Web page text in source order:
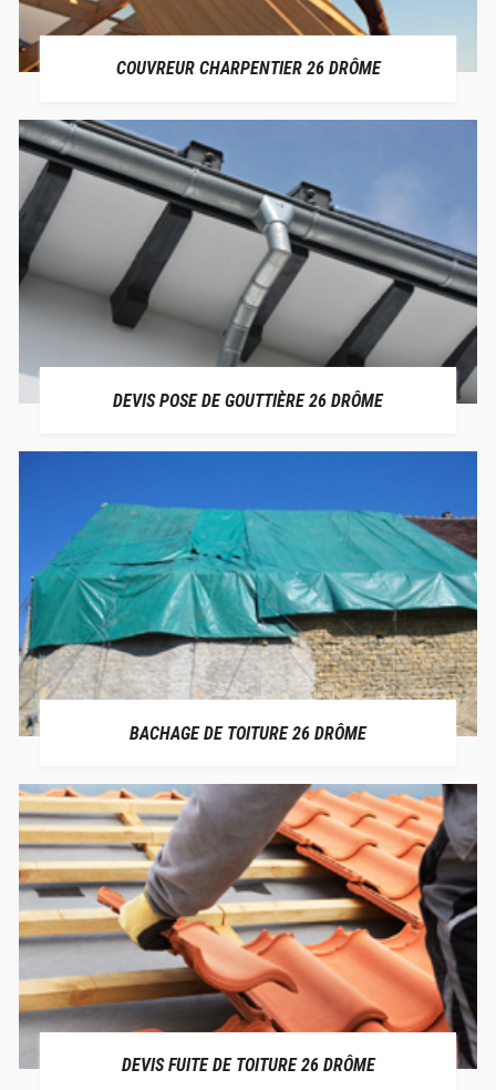
COUVREUR CHARPENTIER 26 DRÔME
DEVIS POSE DE GOUTTIÈRE 26 DRÔME
BACHAGE DE TOITURE 26 DRÔME
DEVIS FUITE DE TOITURE 26 DRÔME